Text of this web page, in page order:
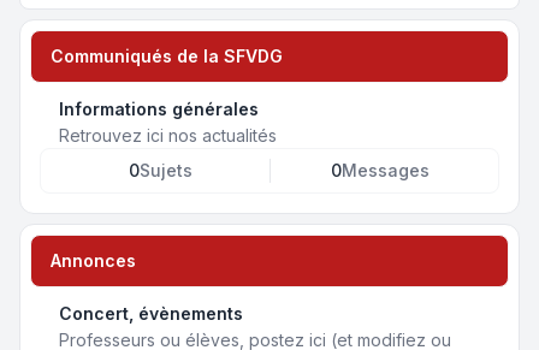
Communiqués de la SFVDG
Informations générales
Retrouvez ici nos actualités
0Sujets 0Messages
Annonces
Concert, évènements
Professeurs ou élèves, postez ici (et modifiez ou